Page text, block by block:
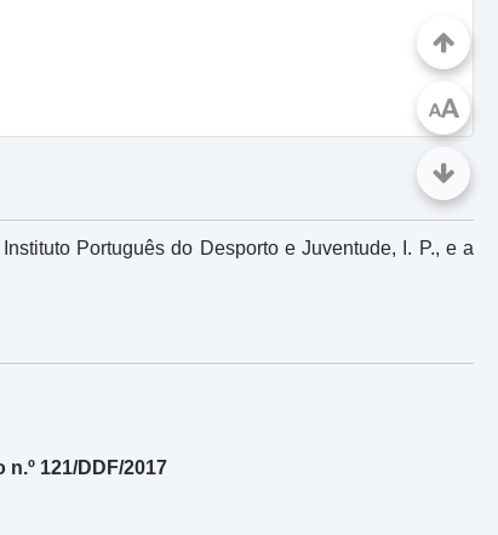
Português do Desporto e Juventude, I. P., e a
121/DDF/2017
AA